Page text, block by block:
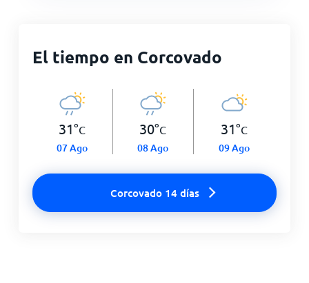
El tiempo en Corcovado
31°C
07 Ago
30°C
08 Ago
31°C
09 Ago
Corcovado 14 días